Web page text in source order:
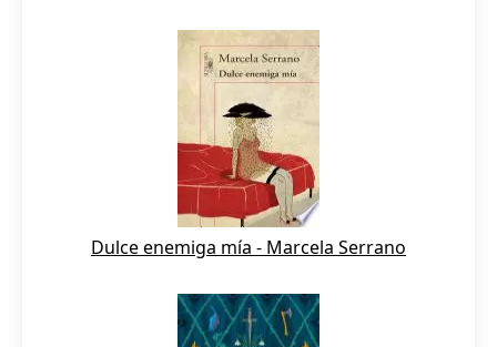
Dulce enemiga mía - Marcela Serrano